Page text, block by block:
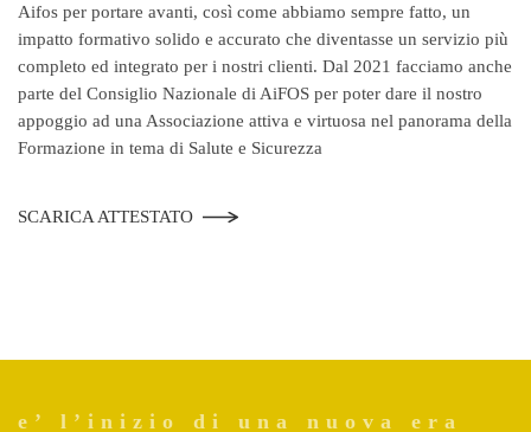
Aifos per portare avanti, così come abbiamo sempre fatto, un
impatto formativo solido e accurato che diventasse un servizio più
completo ed integrato per i nostri clienti. Dal 2021 facciamo anche
parte del Consiglio Nazionale di AiFOS per poter dare il nostro
appoggio ad una Associazione attiva e virtuosa nel panorama della
Formazione in tema di Salute e Sicurezza
SCARICA ATTESTATO
e’ l’inizio di una nuova era